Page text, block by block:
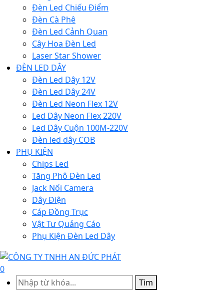
Đèn Led Chiếu Điểm
Đèn Cà Phê
Đèn Led Cảnh Quan
Cây Hoa Đèn Led
Laser Star Shower
ĐÈN LED DÂY
Đèn Led Dây 12V
Đèn Led Dây 24V
Đèn Led Neon Flex 12V
Led Dây Neon Flex 220V
Led Dây Cuộn 100M-220V
Đèn led dây COB
PHỤ KIỆN
Chips Led
Tăng Phô Đèn Led
Jack Nối Camera
Dây Điện
Cáp Đồng Trục
Vật Tư Quảng Cáo
Phụ Kiện Đèn Led Dây
0
Tìm